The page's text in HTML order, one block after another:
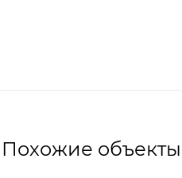
Похожие объекты